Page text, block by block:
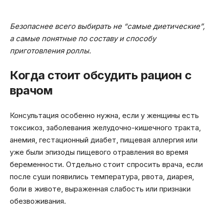
Безопаснее всего выбирать не “самые диетические”,
а самые понятные по составу и способу
приготовления роллы.
Когда стоит обсудить рацион с
врачом
Консультация особенно нужна, если у женщины есть
токсикоз, заболевания желудочно-кишечного тракта,
анемия, гестационный диабет, пищевая аллергия или
уже были эпизоды пищевого отравления во время
беременности. Отдельно стоит спросить врача, если
после суши появились температура, рвота, диарея,
боли в животе, выраженная слабость или признаки
обезвоживания.